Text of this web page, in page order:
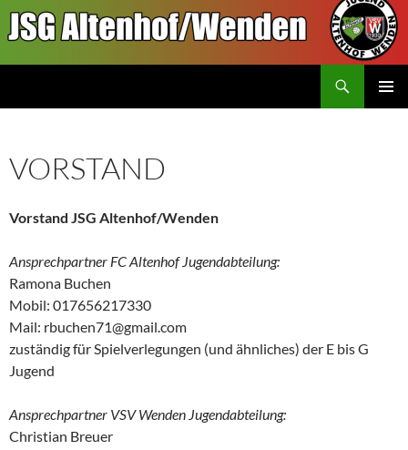
Inhalt
springen
VORSTAND
Vorstand JSG Altenhof/Wenden
Ansprechpartner FC Altenhof Jugendabteilung:
Ramona Buchen
Mobil: 017656217330
Mail: rbuchen71@gmail.com
zuständig für Spielverlegungen (und ähnliches) der E bis G
Jugend
Ansprechpartner VSV Wenden Jugendabteilung:
Christian Breuer